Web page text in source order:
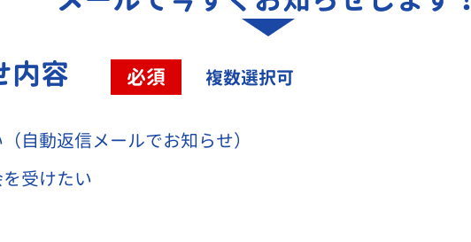
内容
必須 複数選択可
自動返信メールでお知らせ）
受けたい